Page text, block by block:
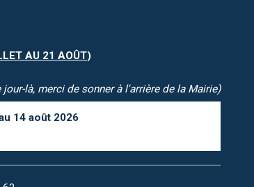
AU 21 AOÛT)
là, merci de sonner à l'arrière de la Mairie)
14 août 2026